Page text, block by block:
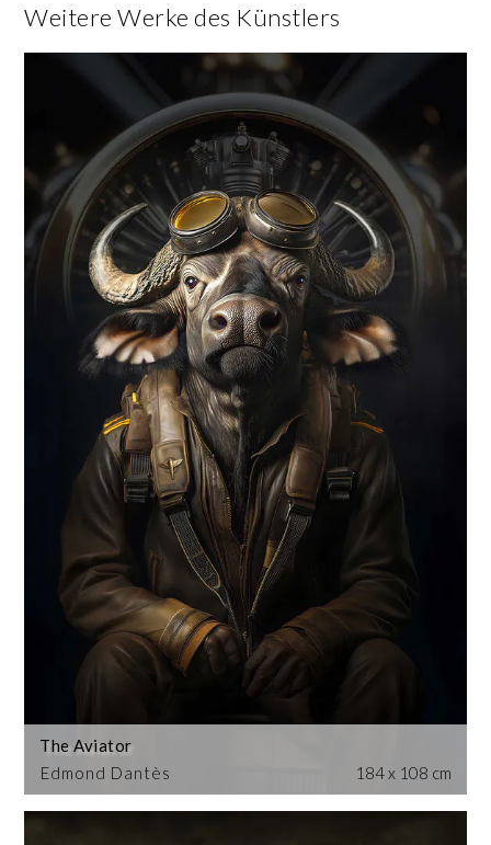
Weitere Werke des Künstlers
Edmond Dantès
The Aviator
184 x 108 cm